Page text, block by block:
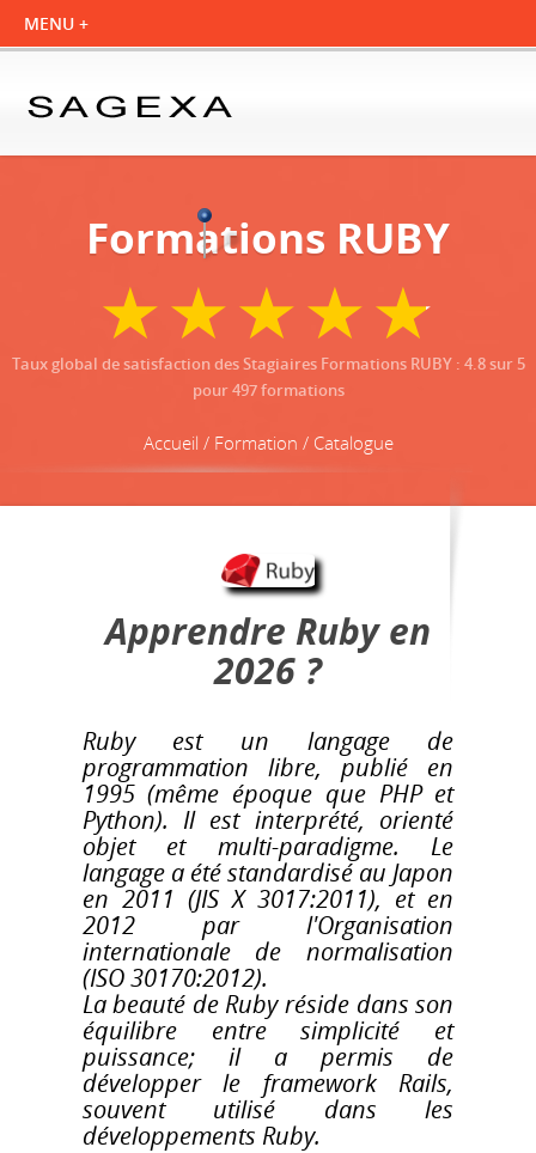
Formations RUBY
Taux global de satisfaction des Stagiaires Formations RUBY: 4.8sur 5
pour497formations
Accueil / Formation / Catalogue
Apprendre Ruby en
2026 ?
Ruby est un langage de
programmation libre, publié en
1995 (même époque que PHP et
Python). Il est interprété, orienté
objet et multi-paradigme. Le
langage a été standardisé au Japon
en 2011 (JIS X 3017:2011), et en
2012 par l'Organisation
internationale de normalisation
(ISO 30170:2012).
La beauté de Ruby réside dans son
équilibre entre simplicité et
puissance; il a permis de
développer le framework Rails,
souvent utilisé dans les
développements Ruby.